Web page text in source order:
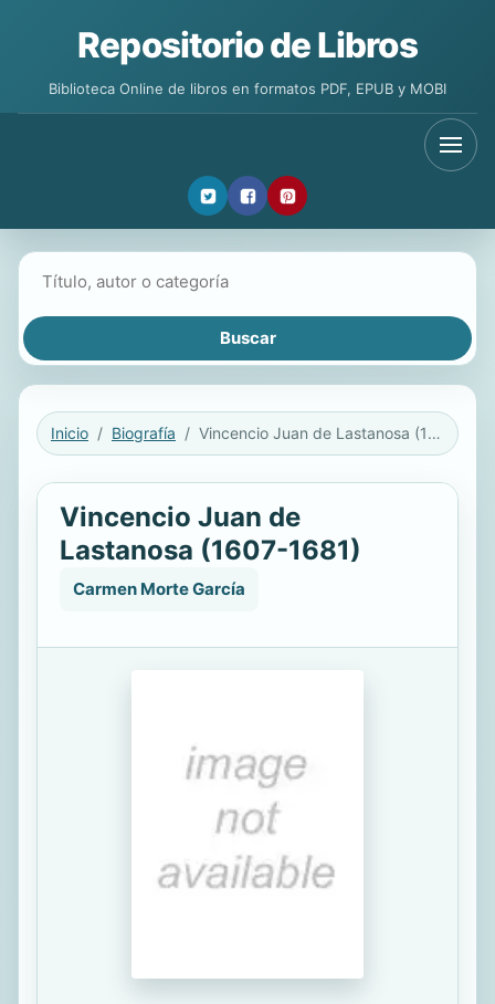
Repositorio de Libros
Biblioteca Online de libros en formatos PDF, EPUB y MOBI
Inicio Biografía Vincencio Juan de Lastanosa (1607-1681)
Vincencio Juan de
Lastanosa (1607-1681)
Carmen Morte García